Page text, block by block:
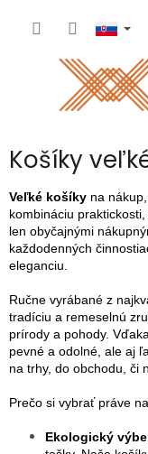
Košíky
Veľké košíky na
kombináciu
len obyčajnými
každodenných
eleganciu.
Ručne vyrábané z
tradíciu a remeselnú
prírody a pohody.
pevné a odolné, ale aj
na trhy, do obchodu, či
Prečo si vybrať práve
Ekologický